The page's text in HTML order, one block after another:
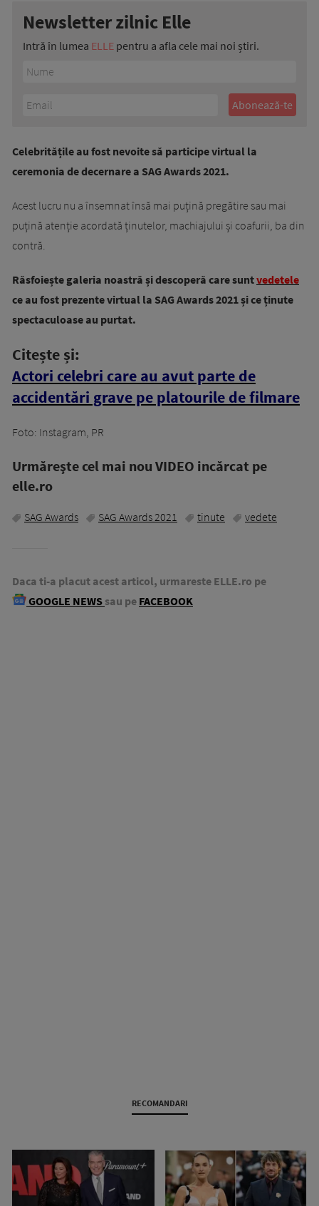
Newsletter zilnic Elle
Intră în lumea ELLE pentru a afla cele mai noi știri.
Celebritățile au fost nevoite să participe virtual la
ceremonia de decernare a SAG Awards 2021.
Acest lucru nu a însemnat însă mai puțină pregătire sau mai
puțină atenție acordată ținutelor, machiajului și coafurii, ba din
contră.
Răsfoiește galeria noastră și descoperă care suntvedetele
ce au fost prezente virtual la SAG Awards 2021 și ce ținute
spectaculoase au purtat.
Citește și:
Actori celebri care au avut parte de
accidentări grave pe platourile de filmare
Foto: Instagram, PR
Urmăreşte cel mai nou VIDEO incărcat pe
elle.ro
SAG Awards SAG Awards 2021 tinute vedete
Daca ti-a placut acest articol, urmareste ELLE.ro pe
GOOGLE NEWS sau pe FACEBOOK
RECOMANDARI